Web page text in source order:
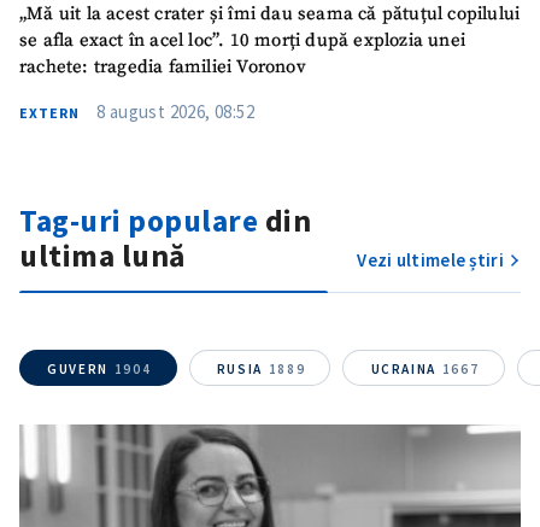
„Mă uit la acest crater și îmi dau seama că pătuțul copilului
se afla exact în acel loc”. 10 morți după explozia unei
rachete: tragedia familiei Voronov
EXTERN 8 august 2026, 08:52
Tag-uri populare din
ultima lună
Vezi ultimele știri
GUVERN 1904 RUSIA 1889 UCRAINA 1667
ȘTIREA MEA
Fotografie
+ Încarcă imagine